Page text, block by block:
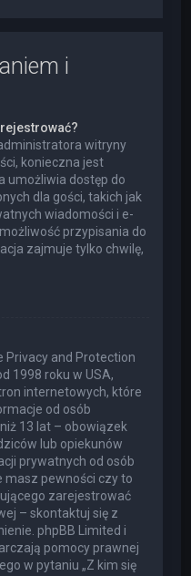
i
witryny
konieczna jest
umożliwia dostęp do
dla gości, takich jak
wiadomości i e-
przypisania do
zajmuje tylko chwilę,
Privacy and Protection
1998 roku w USA,
internetowych, które
od osób
13 lat – obowiązek
lub opiekunów
prywatnych od osób
masz pewności czy to
zarejestrować
– skontaktuj się z
phpBB Limited i
pomocy prawnej
w pytaniu „Z kim się